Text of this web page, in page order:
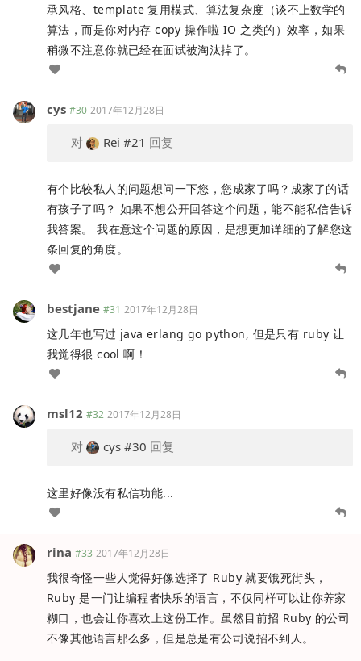
承风格、template 复用模式、算法复杂度（谈不上数学的
算法，而是你对内存 copy 操作啦 IO 之类的）效率，如果
稍微不注意你就已经在面试被淘汰掉了。
cys #30 2017年12月28日
对 Rei #21 回复
有个比较私人的问题想问一下您，您成家了吗？成家了的话
有孩子了吗？ 如果不想公开回答这个问题，能不能私信告诉
我答案。 我在意这个问题的原因，是想更加详细的了解您这
条回复的角度。
bestjane #31 2017年12月28日
这几年也写过 java erlang go python, 但是只有 ruby 让
我觉得很 cool 啊！
msl12 #32 2017年12月28日
对 cys #30 回复
这里好像没有私信功能...
rina #33 2017年12月28日
我很奇怪一些人觉得好像选择了 Ruby 就要饿死街头，
Ruby 是一门让编程者快乐的语言，不仅同样可以让你养家
糊口，也会让你喜欢上这份工作。虽然目前招 Ruby 的公司
不像其他语言那么多，但是总是有公司说招不到人。